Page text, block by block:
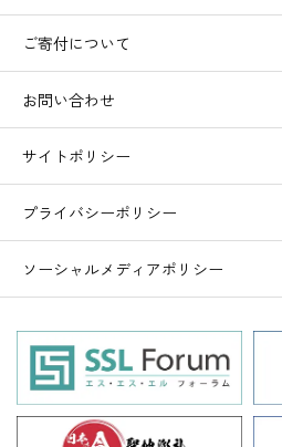
ご寄付について
お問い合わせ
サイトポリシー
プライバシーポリシー
ソーシャルメディアポリシー